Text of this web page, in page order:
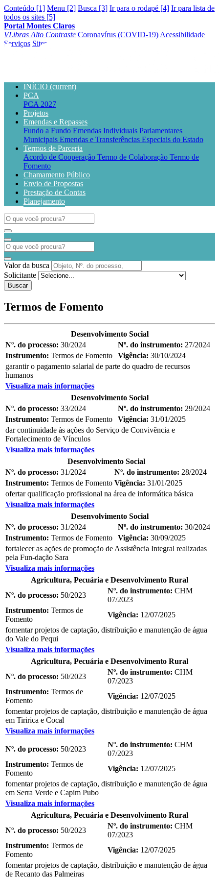
Conteúdo [1] Menu [2] Busca [3] Ir para o rodapé [4] Ir para lista de
todos os sites [5]
Portal Montes Claros
VLibras Alto Contraste Coronavírus (COVID-19) Acessibilidade
Serviços Sites
INÍCIO (current)
PCA
PCA 2027
Projetos
Emendas e Repasses
Fundo a Fundo Emendas Individuais Parlamentares
Municipais Emendas e Transferências Especiais do Estado
Termos de Parceria
Acordo de Cooperação Termo de Colaboração Termo de
Fomento
Chamamento Público
Envio de Propostas
Prestação de Contas
Planejamento
Valor da busca
Solicitante
Buscar
Termos de Fomento
Desenvolvimento Social
Nº. do processo: 30/2024 Nº. do instrumento: 27/2024
Instrumento: Termos de Fomento Vigência: 30/10/2024
garantir o pagamento salarial de parte do quadro de recursos
humanos
Visualiza mais informações
Desenvolvimento Social
Nº. do processo: 33/2024 Nº. do instrumento: 29/2024
Instrumento: Termos de Fomento Vigência: 31/01/2025
dar continuidade às ações do Serviço de Convivência e
Fortalecimento de Vínculos
Visualiza mais informações
Desenvolvimento Social
Nº. do processo: 31/2024 Nº. do instrumento: 28/2024
Instrumento: Termos de Fomento Vigência: 31/01/2025
ofertar qualificação profissional na área de informática básica
Visualiza mais informações
Desenvolvimento Social
Nº. do processo: 31/2024 Nº. do instrumento: 30/2024
Instrumento: Termos de Fomento Vigência: 30/09/2025
fortalecer as ações de promoção de Assistência Integral realizadas
pela Fun-dação Sara
Visualiza mais informações
Agricultura, Pecuária e Desenvolvimento Rural
Nº. do processo: 50/2023
Nº. do instrumento: CHM
07/2023
Instrumento: Termos de
Fomento
Vigência: 12/07/2025
fomentar projetos de captação, distribuição e manutenção de água
do Vale do Pequi
Visualiza mais informações
Agricultura, Pecuária e Desenvolvimento Rural
Nº. do processo: 50/2023
Nº. do instrumento: CHM
07/2023
Instrumento: Termos de
Fomento
Vigência: 12/07/2025
fomentar projetos de captação, distribuição e manutenção de água
em Tiririca e Cocal
Visualiza mais informações
Nº. do processo: 50/2023
Nº. do instrumento: CHM
07/2023
Instrumento: Termos de
Fomento
Vigência: 12/07/2025
fomentar projetos de captação, distribuição e manutenção de água
em Serra Verde e Capim Pubo
Visualiza mais informações
Agricultura, Pecuária e Desenvolvimento Rural
Nº. do processo: 50/2023
Nº. do instrumento: CHM
07/2023
Instrumento: Termos de
Fomento
Vigência: 12/07/2025
fomentar projetos de captação, distribuição e manutenção de água
de Recanto das Palmeiras